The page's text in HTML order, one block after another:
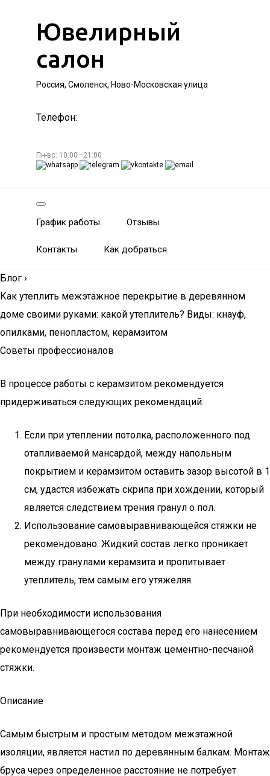
Ювелирный
салон
Россия, Смоленск, Ново-Московская улица
Телефон:
Пн-вс: 10:00—21:00
График работы Отзывы
Контакты Как добраться
Блог ›
Как утеплить межэтажное перекрытие в деревянном
доме своими руками: какой утеплитель? Виды: кнауф,
опилками, пенопластом, керамзитом
Советы профессионалов
В процессе работы с керамзитом рекомендуется
придерживаться следующих рекомендаций:
Если при утеплении потолка, расположенного под
отапливаемой мансардой, между напольным
покрытием и керамзитом оставить зазор высотой в 1
см, удастся избежать скрипа при хождении, который
является следствием трения гранул о пол.
Использование самовыравнивающейся стяжки не
рекомендовано. Жидкий состав легко проникает
между гранулами керамзита и пропитывает
утеплитель, тем самым его утяжеляя.
При необходимости использования
самовыравнивающегося состава перед его нанесением
рекомендуется произвести монтаж цементно-песчаной
стяжки.
Описание
Самым быстрым и простым методом межэтажной
изоляции, является настил по деревянным балкам. Монтаж
бруса через определенное расстояние не потребует